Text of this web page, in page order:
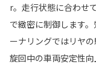
r。走行状態に合わせ
で緻密に制御します
ーナリングではリヤ
旋回中の車両安定性向